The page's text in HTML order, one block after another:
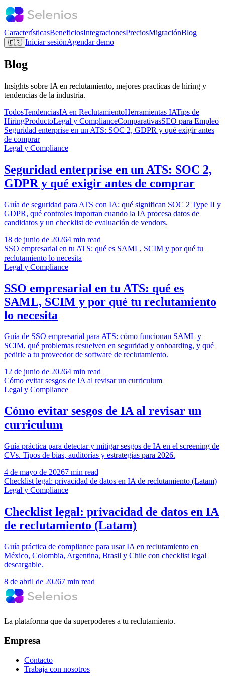
CaracterísticasBeneficiosIntegracionesPreciosMigraciónBlog
🇪🇸 Iniciar sesiónAgendar demo
Blog
Insights sobre IA en reclutamiento, mejores practicas de hiring y
tendencias de la industria.
TodosTendenciasIA en ReclutamientoHerramientas IATips de
HiringProductoLegal y ComplianceComparativasSEO para Empleo
Seguridad enterprise en un ATS: SOC 2, GDPR y qué exigir antes
de comprar
Legal y Compliance
Seguridad enterprise en un ATS: SOC 2,
GDPR y qué exigir antes de comprar
Guía de seguridad para ATS con IA: qué significan SOC 2 Type II y
GDPR, qué controles importan cuando la IA procesa datos de
candidatos y un checklist de evaluación de vendors.
18 de junio de 20264 min read
SSO empresarial en tu ATS: qué es SAML, SCIM y por qué tu
reclutamiento lo necesita
Legal y Compliance
SSO empresarial en tu ATS: qué es
SAML, SCIM y por qué tu reclutamiento
lo necesita
Guía de SSO empresarial para ATS: cómo funcionan SAML y
SCIM, qué problemas resuelven en seguridad y onboarding, y qué
pedirle a tu proveedor de software de reclutamiento.
12 de junio de 20264 min read
Cómo evitar sesgos de IA al revisar un curriculum
Legal y Compliance
Cómo evitar sesgos de IA al revisar un
curriculum
Guía práctica para detectar y mitigar sesgos de IA en el screening de
CVs. Tipos de bias, auditorías y estrategias para 2026.
4 de mayo de 20267 min read
Checklist legal: privacidad de datos en IA de reclutamiento (Latam)
Legal y Compliance
Checklist legal: privacidad de datos en IA
de reclutamiento (Latam)
Guía práctica de compliance para usar IA en reclutamiento en
México, Colombia, Argentina, Brasil y Chile con checklist legal
descargable.
8 de abril de 20267 min read
La plataforma que da superpoderes a tu reclutamiento.
Empresa
Contacto
Trabaja con nosotros